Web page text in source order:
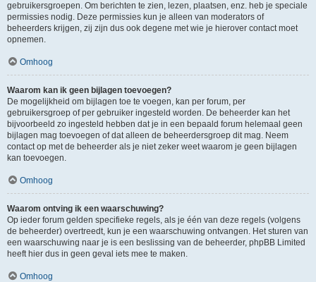
gebruikersgroepen. Om berichten te zien, lezen, plaatsen, enz. heb je speciale
permissies nodig. Deze permissies kun je alleen van moderators of
beheerders krijgen, zij zijn dus ook degene met wie je hierover contact moet
opnemen.
Omhoog
Waarom kan ik geen bijlagen toevoegen?
De mogelijkheid om bijlagen toe te voegen, kan per forum, per
gebruikersgroep of per gebruiker ingesteld worden. De beheerder kan het
bijvoorbeeld zo ingesteld hebben dat je in een bepaald forum helemaal geen
bijlagen mag toevoegen of dat alleen de beheerdersgroep dit mag. Neem
contact op met de beheerder als je niet zeker weet waarom je geen bijlagen
kan toevoegen.
Omhoog
Waarom ontving ik een waarschuwing?
Op ieder forum gelden specifieke regels, als je één van deze regels (volgens
de beheerder) overtreedt, kun je een waarschuwing ontvangen. Het sturen van
een waarschuwing naar je is een beslissing van de beheerder, phpBB Limited
heeft hier dus in geen geval iets mee te maken.
Omhoog